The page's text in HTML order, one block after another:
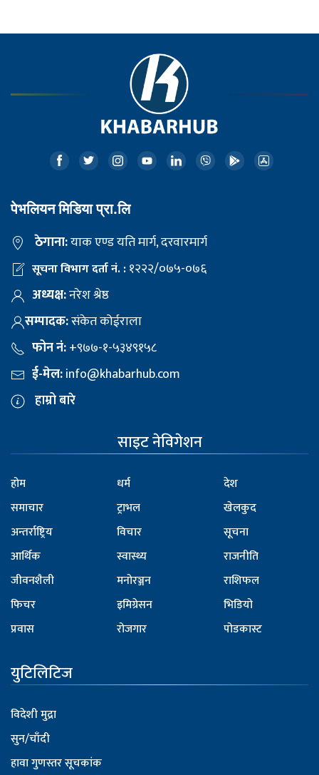
पेभलियन मिडिया प्रा.लि
ठेगाना:याक एण्ड यति मार्ग, दरवारमार्ग
सूचना विभाग दर्ता नं. :१२२२/०७५-०७६
अध्यक्ष:नरेश श्रेष्ठ
सम्पादक:संकेत कोईराला
फोन नं:+९७७-१-५३४९१५८
ई-मेल:info@khabarhub.com
हाम्रो बारे
साइट नेविगेशन
होम
समाचार
अन्तर्राष्ट्रिय
आर्थिक
जीवनशैली
फिचर
प्रवास
धर्म
ट्राभल
विचार
स्वास्थ्य
मनोरञ्जन
इमिग्रेसन
रोजगार
देश
खेलकुद
सूचना
राजनीति
राशिफल
भिडियो
पोडकास्ट
युटिलिटिज
विदेशी मुद्रा
सुन/चाँदी
हावा गुणस्तर सूचकांक